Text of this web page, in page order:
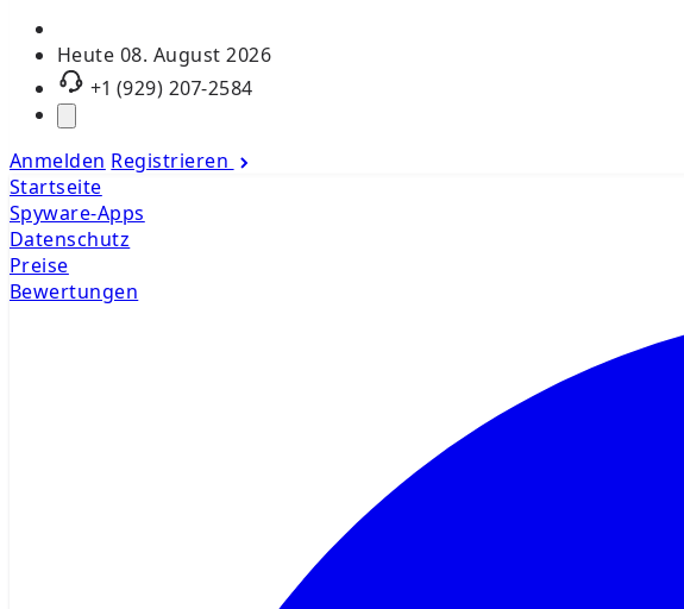
Heute 08. August 2026
+1 (929) 207-2584
Anmelden Registrieren
Startseite
Spyware-Apps
Datenschutz
Preise
Bewertungen